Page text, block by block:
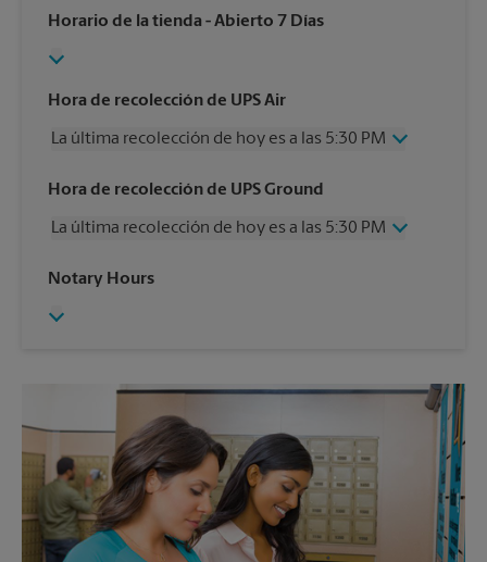
Horario de la tienda - Abierto 7 Días
Hora de recolección de UPS Air
La última recolección de hoy es a las 5:30 PM
Miércoles
5:30 PM
Viernes
5:30 PM
Domingo
Hora de recolección de UPS Ground
La última recolección de hoy es a las 5:30 PM
Miércoles
Viernes
5:30 PM
5:30 PM
Notary Hours